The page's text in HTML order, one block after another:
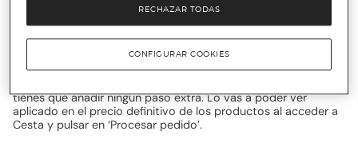
Durante ese periodo, las compras de importe igual o superior
a 50€, (gastos de envío no incluidos), realizadas durante este
periodo en la web de Primeriti, se beneficiarán
tienes que añadir ningún paso extra. Lo vas a poder ver
aplicado en el precio definitivo de los productos al acceder a
Cesta y pulsar en ‘Procesar pedido’.
RECHAZAR TODAS
CONFIGURAR COOKIES